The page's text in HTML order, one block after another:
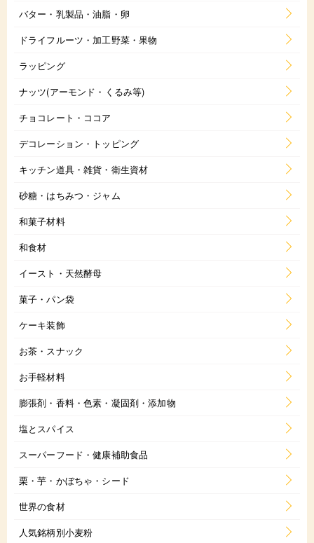
バター・乳製品・油脂・卵
ドライフルーツ・加工野菜・果物
ラッピング
ナッツ(アーモンド・くるみ等)
チョコレート・ココア
デコレーション・トッピング
キッチン道具・雑貨・衛生資材
砂糖・はちみつ・ジャム
和菓子材料
和食材
イースト・天然酵母
菓子・パン袋
ケーキ装飾
お茶・スナック
お手軽材料
膨張剤・香料・色素・凝固剤・添加物
塩とスパイス
スーパーフード・健康補助食品
栗・芋・かぼちゃ・シード
世界の食材
人気銘柄別小麦粉